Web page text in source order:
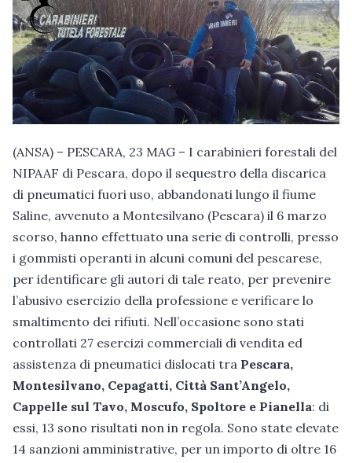
(ANSA) – PESCARA, 23 MAG – I carabinieri forestali del
NIPAAF di Pescara, dopo il sequestro della discarica
di pneumatici fuori uso, abbandonati lungo il fiume
Saline, avvenuto a Montesilvano (Pescara) il 6 marzo
scorso, hanno effettuato una serie di controlli, presso
i gommisti operanti in alcuni comuni del pescarese,
per identificare gli autori di tale reato, per prevenire
l’abusivo esercizio della professione e verificare lo
smaltimento dei rifiuti. Nell’occasione sono stati
controllati 27 esercizi commerciali di vendita ed
assistenza di pneumatici dislocati tra Pescara,
Montesilvano, Cepagatti, Città Sant’Angelo,
Cappelle sul Tavo, Moscufo, Spoltore e Pianella: di
essi, 13 sono risultati non in regola. Sono state elevate
14 sanzioni amministrative, per un importo di oltre 16